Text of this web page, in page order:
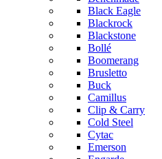
Black Eagle
Blackrock
Blackstone
Bollé
Boomerang
Brusletto
Buck
Camillus
Clip & Carry
Cold Steel
Cytac
Emerson